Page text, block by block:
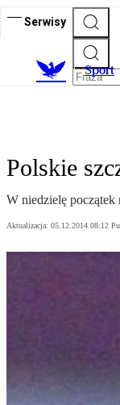
Serwisy
Sport
Polskie
W niedzielę początek
Aktualizacja: 05.12.2014 08:12